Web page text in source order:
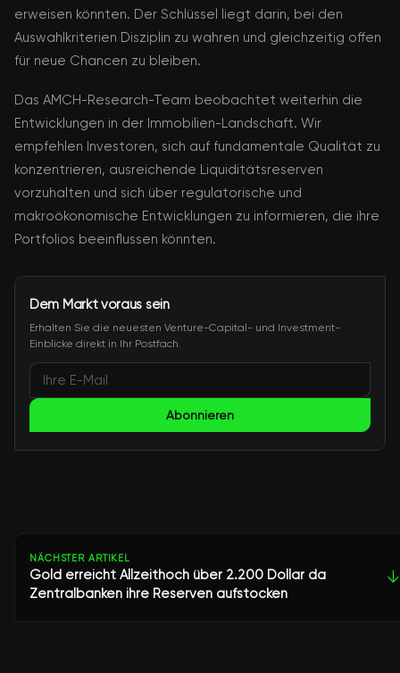
erweisen könnten. Der Schlüssel liegt darin, bei den
Auswahlkriterien Disziplin zu wahren und gleichzeitig offen
für neue Chancen zu bleiben.
Das AMCH-Research-Team beobachtet weiterhin die
Entwicklungen in der Immobilien-Landschaft. Wir
empfehlen Investoren, sich auf fundamentale Qualität zu
konzentrieren, ausreichende Liquiditätsreserven
vorzuhalten und sich über regulatorische und
makroökonomische Entwicklungen zu informieren, die ihre
Portfolios beeinflussen könnten.
Dem Markt voraus sein
Erhalten Sie die neuesten Venture-Capital- und Investment-
Einblicke direkt in Ihr Postfach.
Abonnieren
NÄCHSTER ARTIKEL
Gold erreicht Allzeithoch über 2.200 Dollar da
Zentralbanken ihre Reserven aufstocken
↓